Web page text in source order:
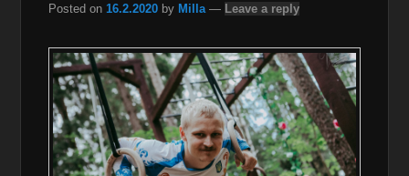
Posted on 16.2.2020 by Milla — Leave a reply